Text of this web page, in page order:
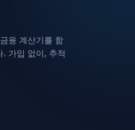
융 계산기를 함
가입 없이, 추적